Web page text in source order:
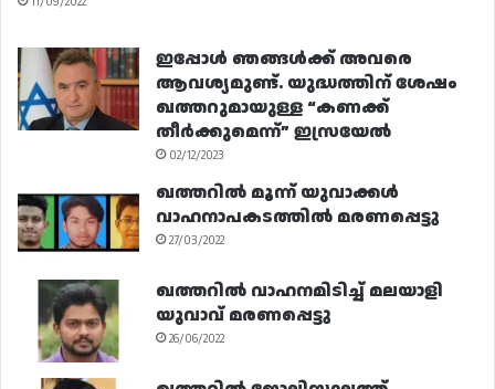
ഇപ്പോൾ ഞങ്ങൾക്ക് അവരെ
ആവശ്യമുണ്ട്. യുദ്ധത്തിന് ശേഷം
ഖത്തറുമായുള്ള “കണക്ക്
തീർക്കുമെന്ന്” ഇസ്രയേൽ
02/12/2023
ഖത്തറിൽ മൂന്ന് യുവാക്കൾ
വാഹനാപകടത്തിൽ മരണപ്പെട്ടു
27/03/2022
ഖത്തറിൽ വാഹനമിടിച്ച് മലയാളി
യുവാവ് മരണപ്പെട്ടു
26/06/2022